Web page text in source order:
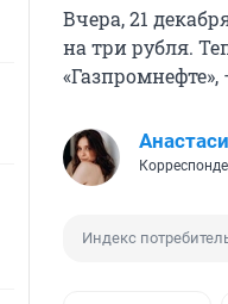
Вчера, 21
на три рубля.
«Газпромнефте»,
Индекс